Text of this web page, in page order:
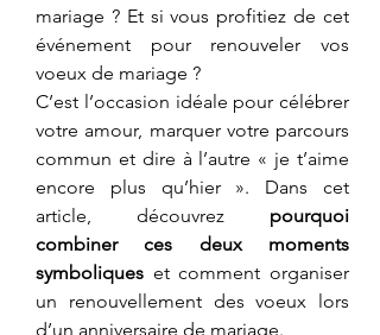
mariage ? Et si vous profitiez de cet
événement pour renouveler vos
voeux de mariage ?
C’est l’occasion idéale pour célébrer
votre amour, marquer votre parcours
commun et dire à l’autre « je t’aime
encore plus qu’hier ». Dans cet
article, découvrez pourquoi
combiner ces deux moments
symboliques et comment organiser
un renouvellement des voeux lors
d’un anniversaire de mariage.